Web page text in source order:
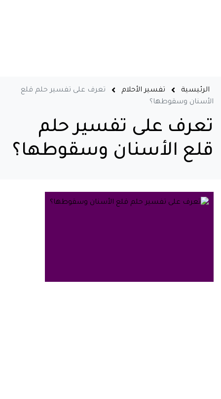
الرئيسية تفسير الأحلام
تعرف على تفسير حلم قلع
الأسنان وسقوطها؟
تعرف على تفسير حلم
قلع الأسنان وسقوطها؟